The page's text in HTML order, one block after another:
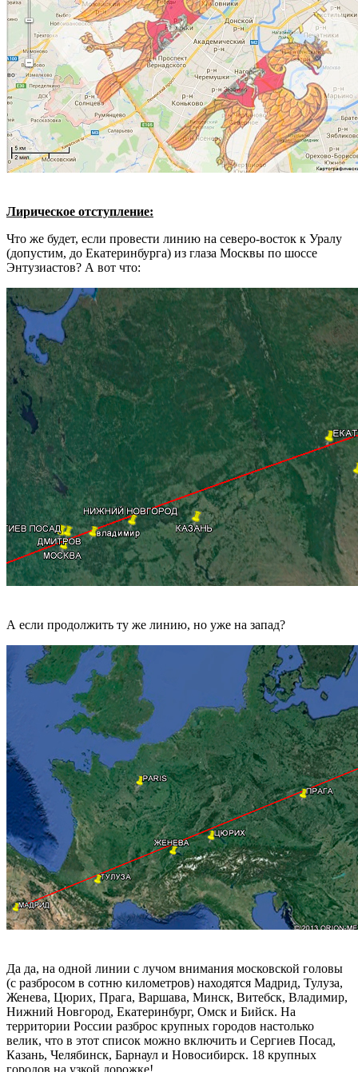
Лирическое отступление:
Что же будет, если провести линию на северо-восток к Уралу
(допустим, до Екатеринбурга) из глаза Москвы по шоссе
Энтузиастов? А вот что:
А если продолжить ту же линию, но уже на запад?
Да да, на одной линии с лучом внимания московской головы
(с разбросом в сотню километров) находятся Мадрид, Тулуза,
Женева, Цюрих, Прага, Варшава, Минск, Витебск, Владимир,
Нижний Новгород, Екатеринбург, Омск и Бийск. На
территории России разброс крупных городов настолько
велик, что в этот список можно включить и Сергиев Посад,
Казань, Челябинск, Барнаул и Новосибирск. 18 крупных
городов на узкой дорожке!